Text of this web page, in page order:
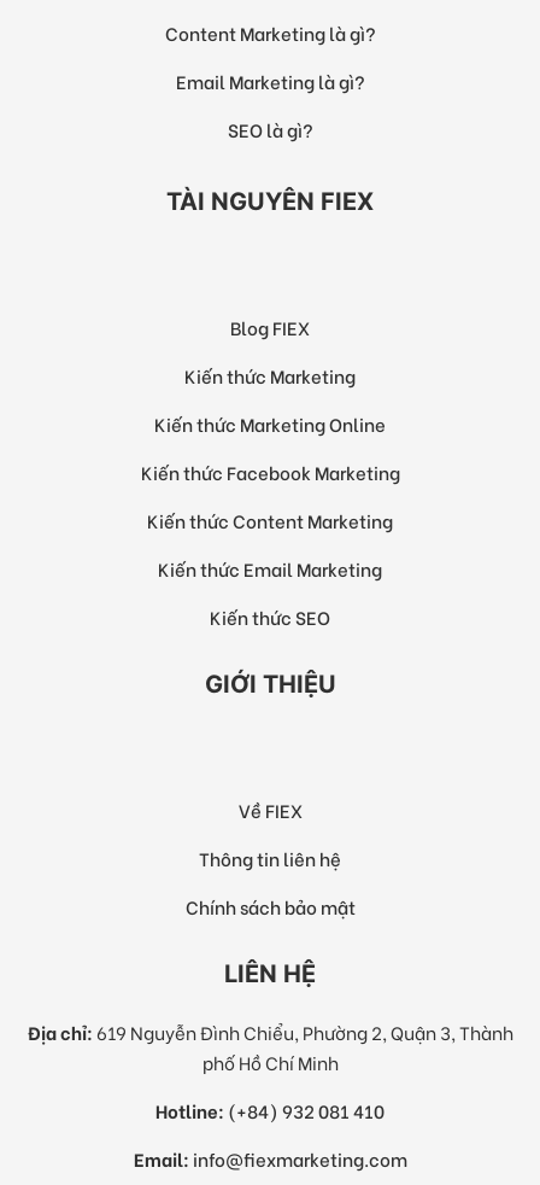
Content Marketing là gì?
Email Marketing là gì?
SEO là gì?
TÀI NGUYÊN FIEX
Blog FIEX
Kiến thức Marketing
Kiến thức Marketing Online
Kiến thức Facebook Marketing
Kiến thức Content Marketing
Kiến thức Email Marketing
Kiến thức SEO
GIỚI THIỆU
Về FIEX
Thông tin liên hệ
Chính sách bảo mật
LIÊN HỆ
Địa chỉ: 619 Nguyễn Đình Chiểu, Phường 2, Quận 3, Thành
phố Hồ Chí Minh
Hotline: (+84) 932 081 410
Email: info@fiexmarketing.com